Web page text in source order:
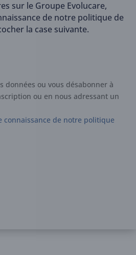
sur le Groupe Evolucare,
de notre politique de
la case suivante.
données ou vous désabonner à
ou en nous adressant un
connaissance de notre politique